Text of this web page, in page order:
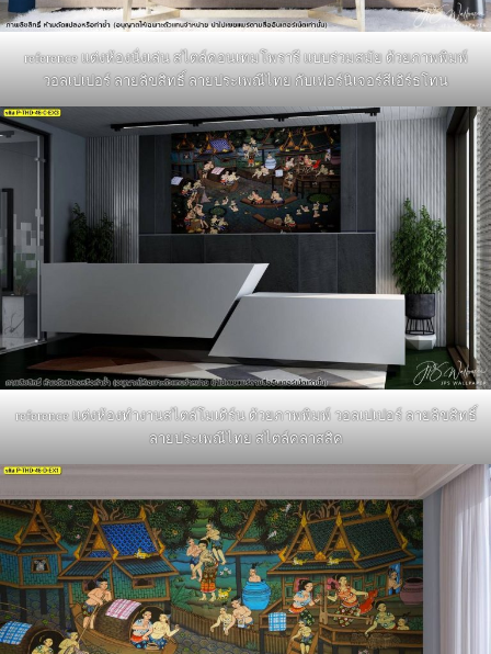
reference แต่งห้องนั่งเล่น สไตล์คอนเทมโพรารี แบบร่วมสมัย ด้วยภาพพิมพ์
วอลเปเปอร์ ลายลิขสิทธิ์ ลายประเพณีไทย กับเฟอร์นิเจอร์สีเอิร์ธโทน
reference แต่งห้องทำงานสไตล์โมเดิร์น ด้วยภาพพิมพ์ วอลเปเปอร์ ลายลิขสิทธิ์
ลายประเพณีไทย สไตล์คลาสสิค